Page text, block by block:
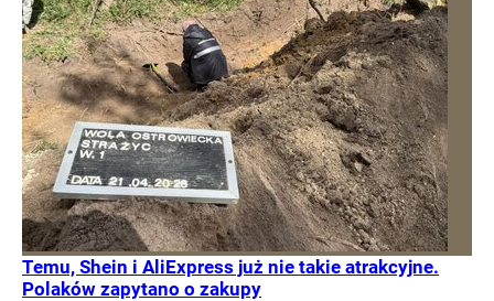
Temu, Shein i AliExpress już nie takie atrakcyjne.
Polaków zapytano o zakupy